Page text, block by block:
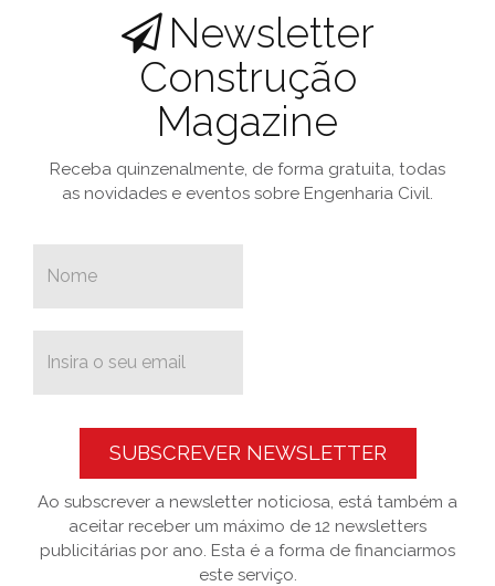
Newsletter
Construção
Magazine
Receba quinzenalmente, de forma gratuita, todas
as novidades e eventos sobre Engenharia Civil.
SUBSCREVER NEWSLETTER
Ao subscrever a newsletter noticiosa, está também a
aceitar receber um máximo de 12 newsletters
publicitárias por ano. Esta é a forma de financiarmos
este serviço.